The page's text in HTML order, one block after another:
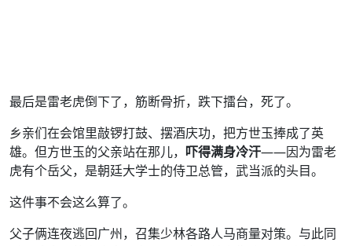
最后是雷老虎倒下了，筋断骨折，跌下擂台，死了。
乡亲们在会馆里敲锣打鼓、摆酒庆功，把方世玉捧成了英
雄。但方世玉的父亲站在那儿， 吓得满身冷汗——因为雷老
虎有个岳父，是朝廷大学士的侍卫总管，武当派的头目。
这件事不会这么算了。
父子俩连夜逃回广州，召集少林各路人马商量对策。与此同